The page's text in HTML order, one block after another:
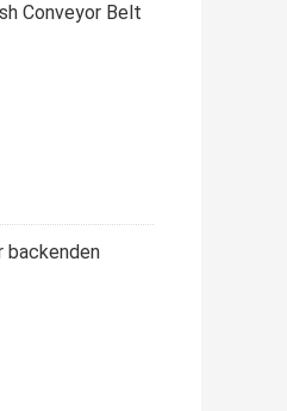
Conveyor Belt
backenden